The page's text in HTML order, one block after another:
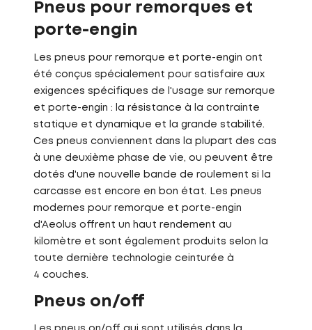
Pneus pour remorques et
porte-engin
Les pneus pour remorque et porte-engin ont
été conçus spécialement pour satisfaire aux
exigences spécifiques de l'usage sur remorque
et porte-engin : la résistance à la contrainte
statique et dynamique et la grande stabilité.
Ces pneus conviennent dans la plupart des cas
à une deuxième phase de vie, ou peuvent être
dotés d'une nouvelle bande de roulement si la
carcasse est encore en bon état. Les pneus
modernes pour remorque et porte-engin
d'Aeolus offrent un haut rendement au
kilomètre et sont également produits selon la
toute dernière technologie ceinturée à
4 couches.
Pneus on/off